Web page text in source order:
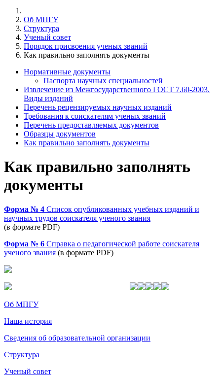
Об МПГУ
Структура
Ученый совет
Порядок присвоения ученых званий
Как правильно заполнять документы
Нормативные документы
Паспорта научных специальностей
Извлечение из Межгосударственного ГОСТ 7.60-2003.
Виды изданий
Перечень рецензируемых научных изданий
Требования к соискателям ученых званий
Перечень предоставляемых документов
Образцы документов
Как правильно заполнять документы
Как правильно заполнять
документы
Форма № 4 Список опубликованных учебных изданий и
научных трудов соискателя ученого звания
(в формате PDF)
Форма № 6 Справка о педагогической работе соискателя
ученого звания (в формате PDF)
Об МПГУ
Наша история
Сведения об образовательной организации
Структура
Ученый совет